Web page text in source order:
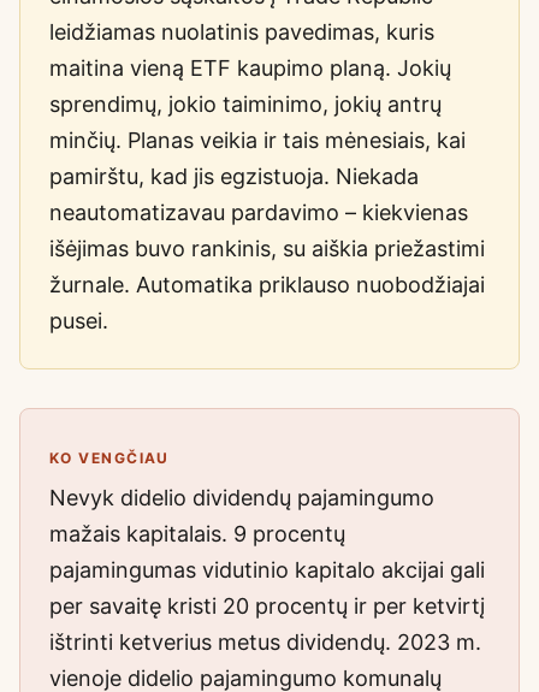
leidžiamas nuolatinis pavedimas, kuris
maitina vieną ETF kaupimo planą. Jokių
sprendimų, jokio taiminimo, jokių antrų
minčių. Planas veikia ir tais mėnesiais, kai
pamirštu, kad jis egzistuoja. Niekada
neautomatizavau pardavimo – kiekvienas
išėjimas buvo rankinis, su aiškia priežastimi
žurnale. Automatika priklauso nuobodžiajai
pusei.
KO VENGČIAU
Nevyk didelio dividendų pajamingumo
mažais kapitalais. 9 procentų
pajamingumas vidutinio kapitalo akcijai gali
per savaitę kristi 20 procentų ir per ketvirtį
ištrinti ketverius metus dividendų. 2023 m.
vienoje didelio pajamingumo komunalų